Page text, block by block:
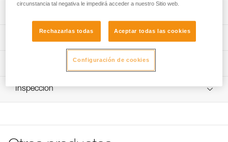
Permite varias configuraciones para instalar un anclaje:
- Directamente en el anclaje.
- Alrededor de una estructura de anclaje.
- Con un nudo de alondra en una estructura de anclaje,
gracias a los puntos de enganche de diferentes tallas.
Hebilla de regulación que permite ajustar la longitud de
Carga de rotura: 25 kN
Certificaciones: CE EN 795 B, NFPA 2500 General Use,
CSA Z259.15-17, GB 30862/B, XF 494: FZL-B-T/Q
Longitud : 30-200 cm
Información técnica
Descargar el pdf technical-notice-CONNEXION-FIXE-
VARIO-1
Descargar el pdf UKCA-Declaration-G010-G011-
Inspección
ES
circunstancia tal negativa le impedirá acceder a nuestro Sitio web.
Rechazarlas todas Aceptar todas las cookies
Configuración de cookies